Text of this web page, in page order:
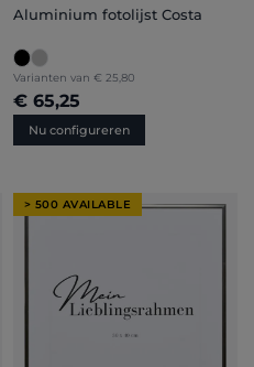
Aluminium fotolijst Costa
Varianten van € 25,80
€ 65,25
Nu configureren
> 500 AVAILABLE